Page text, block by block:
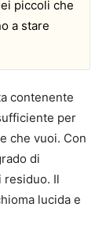
piccoli che
a stare
contenente
per
che vuoi. Con
di
residuo. Il
lucida e